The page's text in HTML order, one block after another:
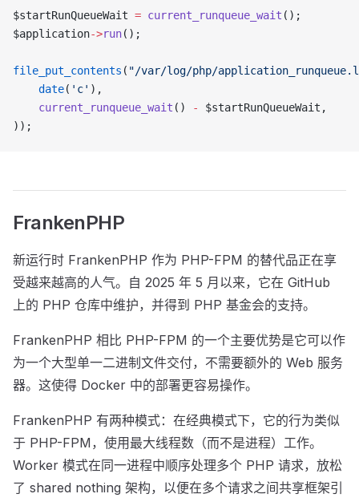
$startRunQueueWait = current_runqueue_wait ();
$application->run();
file_put_contents ( "/var/log/php/
    date
( 'c' ),
    current_runqueue_wait
() -
$startRunQueueWait,
));
FrankenPHP
新运行时 FrankenPHP 作为 PHP-FPM 的替代品正在享
受越来越高的人气。自 2025 年 5 月以来，它在 GitHub
上的 PHP 仓库中维护，并得到 PHP 基金会的支持。
FrankenPHP 相比 PHP-FPM 的一个主要优势是它可以作
为一个大型单一二进制文件交付，不需要额外的 Web 服务
器。这使得 Docker 中的部署更容易操作。
FrankenPHP 有两种模式：在经典模式下，它的行为类似
于 PHP-FPM，使用最大线程数（而不是进程）工作。
Worker 模式在同一进程中顺序处理多个 PHP 请求，放松
了 shared nothing 架构，以便在多个请求之间共享框架引